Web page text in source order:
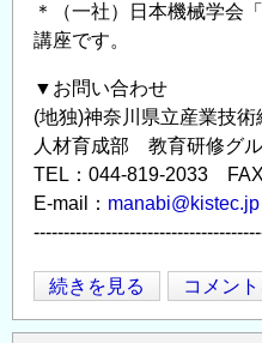
た
す
製
品
信
頼
性
向
上
ー
＊（一社）日本機械学会
講座です。
▼お問い合わせ
(地独)神奈川県立産業技術
人材育成部 教育研修グ
TEL：044-819-2033
E-mail： manabi@kistec.jp
KISTEC
教
続きを見る コメン